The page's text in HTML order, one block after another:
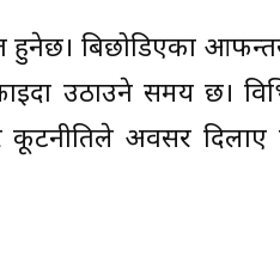
हुनेछ। बिछोडिएका
उठाउने समय छ।
कूटनीतिले अवसर